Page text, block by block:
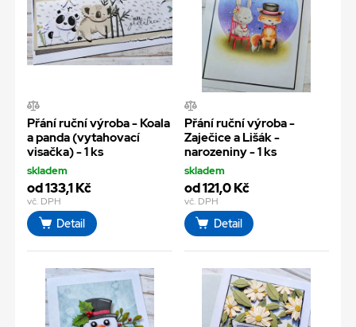
Přání ruční výroba - Koala
a panda (vytahovací
visačka) - 1 ks
skladem
od 133,1 Kč
vč. DPH
Detail
Přání ruční výroba -
Zaječice a Lišák -
narozeniny - 1 ks
skladem
od 121,0 Kč
vč. DPH
Detail